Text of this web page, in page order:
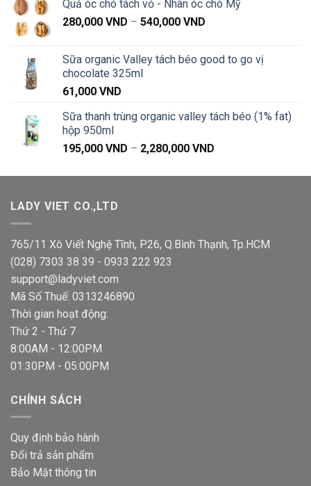
175,000 VND
Quả óc chó tách vỏ - Nhân óc chó Mỹ
280,000 VND – 540,000 VND
280,000 VND
Sữa organic Valley tách béo good to go vị
chocolate 325ml
61,000 VND
Sữa thanh trùng organic valley tách béo (1% fat)
hộp 950ml
195,000 VND – 2,280,000 VND
từ
LADY VIET CO.,LTD
765/11 Xô Viết Nghệ Tĩnh, P.26, Q.Bình Thạnh, Tp.HCM
(028) 7303 38 39 - 0933 222 923
support@ladyviet.com
Mã Số Thuế: 0313246890
Thời gian hoạt động:
Thứ 2 - Thứ 7
8:00AM - 12:00PM
01:30PM - 05:00PM
CHÍNH SÁCH
Quy định bảo hành
Đổi trả sản phẩm
Bảo Mật thông tin